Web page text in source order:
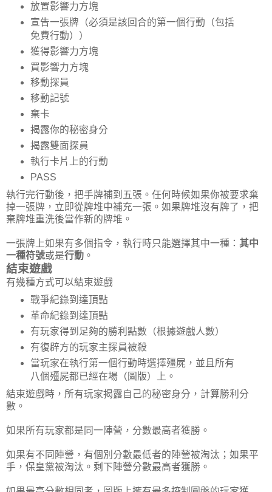
放置影響力方塊
宣告一張牌（必須是該回合的第一個行動（包括
免費行動））
獲得影響力方塊
買影響力方塊
移動探員
移動記號
棄卡
揭露你的秘密身分
揭露雙面探員
執行卡片上的行動
PASS
執行完行動後，把手牌補到五張。任何時候如果你被要求棄
掉一張牌，立即從牌堆中補充一張。如果牌堆沒有牌了，把
棄牌堆重洗後當作新的牌堆。
一張牌上如果有多個指令，執行時只能選擇其中一種： 其中
一種符號或是行動 。
結束遊戲
有幾種方式可以結束遊戲
戰爭紀錄到達頂點
革命紀錄到達頂點
有玩家得到足夠的勝利點數（根據遊戲人數）
有復辟方的玩家主探員被殺
當玩家在執行第一個行動時選擇殭屍，並且所有
八個殭屍都已經在場（圖版）上。
結束遊戲時，所有玩家揭露自己的秘密身分，計算勝利分
數。
如果所有玩家都是同一陣營，分數最高者獲勝。
如果有不同陣營，有個別分數最低者的陣營被淘汰；如果平
手，保皇黨被淘汰。剩下陣營分數最高者獲勝。